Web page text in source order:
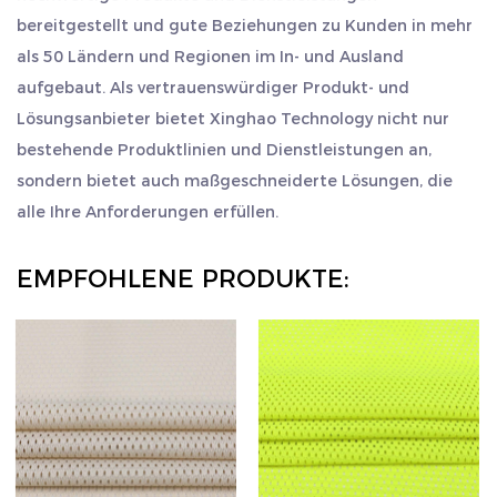
bereitgestellt und gute Beziehungen zu Kunden in mehr
als 50 Ländern und Regionen im In- und Ausland
aufgebaut. Als vertrauenswürdiger Produkt- und
Lösungsanbieter bietet Xinghao Technology nicht nur
bestehende Produktlinien und Dienstleistungen an,
sondern bietet auch maßgeschneiderte Lösungen, die
alle Ihre Anforderungen erfüllen.
EMPFOHLENE PRODUKTE: